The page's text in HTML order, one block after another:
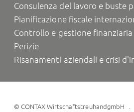
Consulenza del lavoro e buste
Pianificazione fiscale
Controllo e gestione
Perizie
Risanamenti aziendali e crisi
©CONTAX WirtschaftstreuhandgmbH